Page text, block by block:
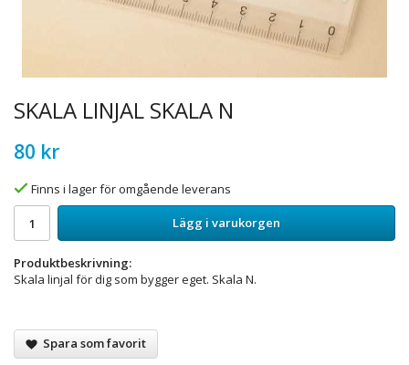
SKALA LINJAL SKALA N
80 kr
Finns i lager för omgående leverans
Lägg i varukorgen
Produktbeskrivning:
Skala linjal för dig som bygger eget. Skala N.
Spara som favorit